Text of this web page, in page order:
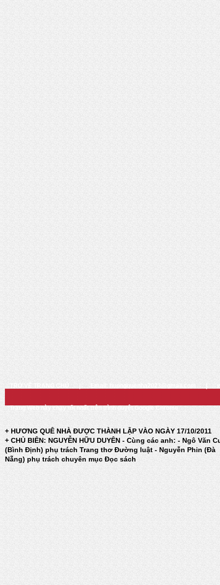
TRỞ VỀ TRANG CHỦ Email: huongquenha2023@gmail.com
Trang Web này chạy tốt nhất trên trình duyệt Google Chrome
+ HƯƠNG QUÊ NHÀ ĐƯỢC THÀNH LẬP VÀO NGÀY 17/10/2011
+ CHỦ BIÊN: NGUYỄN HỮU DUYÊN - Cùng các anh: - Ngô Văn
(Bình Định) phụ trách Trang thơ Đường luật - Nguyễn Phin (Đà
Nẵng) phụ trách chuyên mục Đọc sách